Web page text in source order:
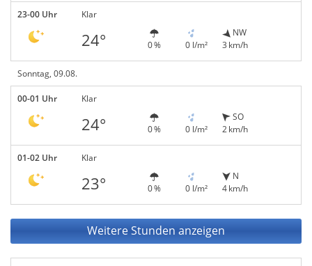
23-00 Uhr Klar
24° 0 % 0 l/m²
NW
3 km/h
Sonntag, 09.08.
00-01 Uhr Klar
24° 0 % 0 l/m²
SO
2 km/h
01-02 Uhr Klar
23° 0 % 0 l/m²
N
4 km/h
Weitere Stunden anzeigen